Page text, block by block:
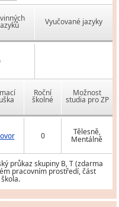
Vyučované jazyky
Roční
školné
Možnost
studia pro ZP
0 Tělesně,
Mentálně
průkaz skupiny B, T (zdarma
pracovním prostředí, část